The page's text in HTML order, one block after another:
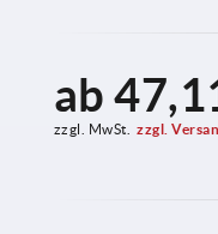
ab
zzgl. MwSt. zzgl.